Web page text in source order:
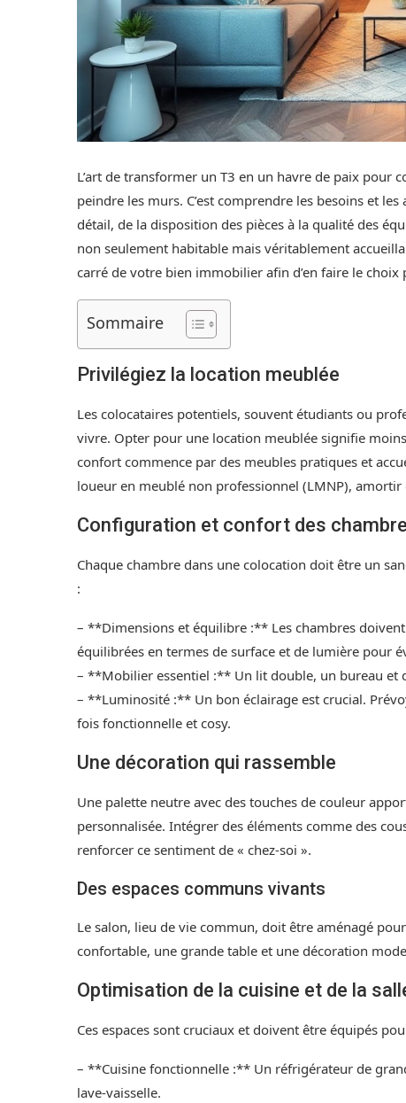
L’art de transformer un T3 en un havre de paix pour
peindre les murs. C’est comprendre les besoins et
détail, de la disposition des pièces à la qualité des
non seulement habitable mais véritablement
carré de votre bien immobilier afin d’en faire le choix
Sommaire
Privilégiez la location meublée
Les colocataires potentiels, souvent étudiants ou
vivre. Opter pour une location meublée signifie
confort commence par des meubles pratiques et
loueur en meublé non professionnel (LMNP), amortir
Configuration et confort des
Chaque chambre dans une colocation doit être un
:
– **Dimensions et équilibre :** Les chambres
équilibrées en termes de surface et de lumière pour
– **Mobilier essentiel :** Un lit double, un bureau et
– **Luminosité :** Un bon éclairage est crucial.
fois fonctionnelle et cosy.
Une décoration qui rassemble
Une palette neutre avec des touches de couleur
personnalisée. Intégrer des éléments comme des
renforcer ce sentiment de « chez-soi ».
Des espaces communs vivants
Le salon, lieu de vie commun, doit être aménagé
confortable, une grande table et une décoration
Optimisation de la cuisine et de la
Ces espaces sont cruciaux et doivent être équipés
– **Cuisine fonctionnelle :** Un réfrigérateur de
lave-vaisselle.